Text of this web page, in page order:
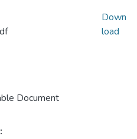
Document
Down
load